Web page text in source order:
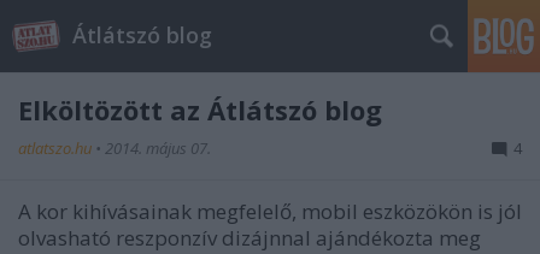
Átlátszó blog
Elköltözött az Átlátszó blog
atlatszo.hu • 2014. május 07. 4
A kor kihívásainak megfelelő, mobil eszközökön is jól
olvasható reszponzív dizájnnal ajándékozta meg